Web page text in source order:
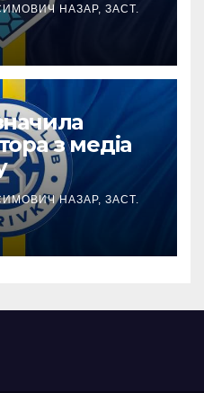
НАЗАР, ЗАСТ.
з медіа
НАЗАР, ЗАСТ.